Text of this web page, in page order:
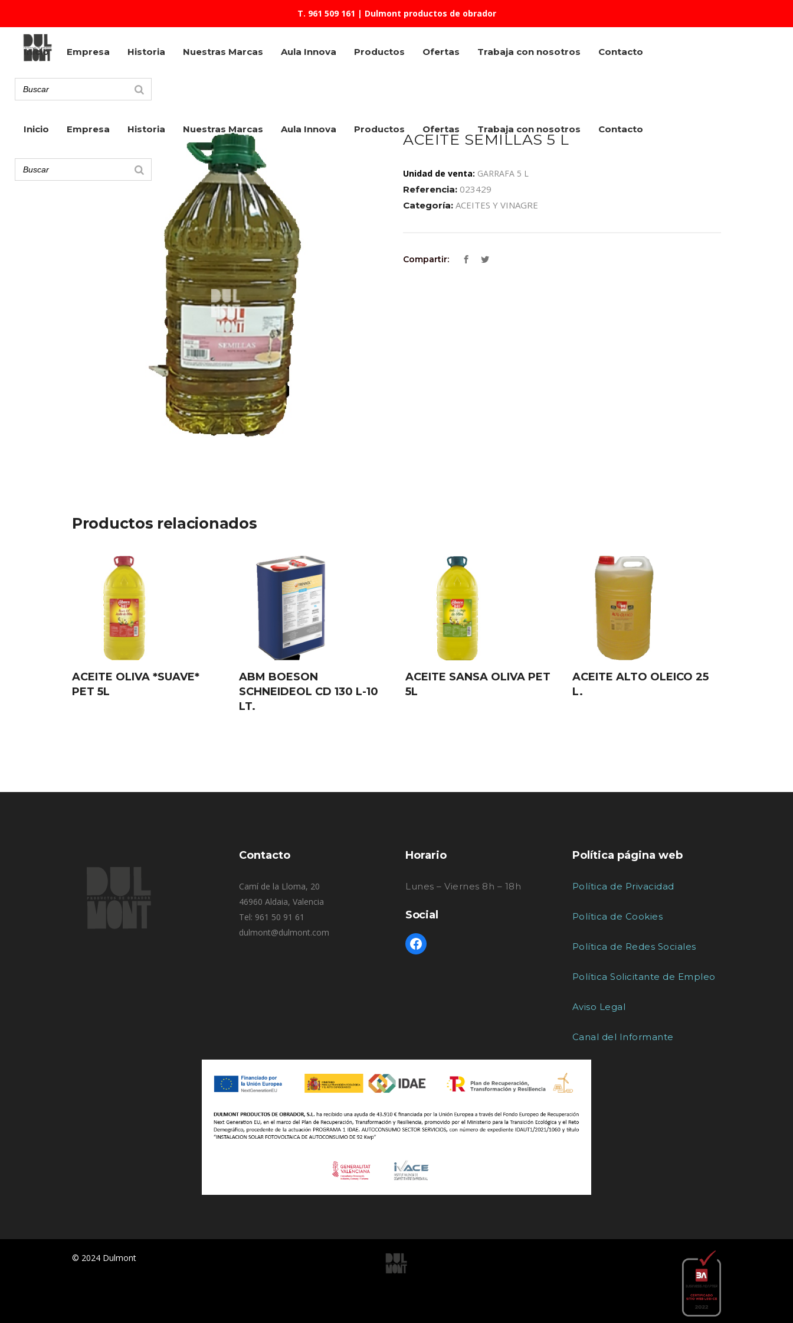
T. 961 509 161 | Dulmont productos de obrador
Inicio Empresa Historia Nuestras Marcas Aula Innova Productos Ofertas Trabaja con nosotros Contacto
Inicio Empresa Historia Nuestras Marcas Aula Innova Productos Ofertas Trabaja con nosotros Contacto
ACEITE SEMILLAS 5 L
Unidad de venta: GARRAFA 5 L
Referencia: 023429
Categoría: ACEITES Y VINAGRE
Compartir:
Productos relacionados
ACEITE OLIVA *SUAVE*
PET 5L
ABM BOESON
SCHNEIDEOL CD 130 L-10
LT.
ACEITE SANSA OLIVA PET
5L
ACEITE ALTO OLEICO 25
L.
Contacto
Camí de la Lloma, 20
46960 Aldaia, Valencia
Tel: 961 50 91 61
dulmont@dulmont.com
Horario
Lunes – Viernes 8h – 18h
Social
Política página web
Política de Privacidad
Política de Cookies
Política de Redes Sociales
Política Solicitante de Empleo
Aviso Legal
Canal del Informante
© 2024 Dulmont